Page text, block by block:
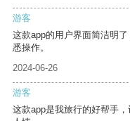
游客
这款app的用户界面简洁明
悉操作。
2024-06-26
游客
这款app是我旅行的好帮手